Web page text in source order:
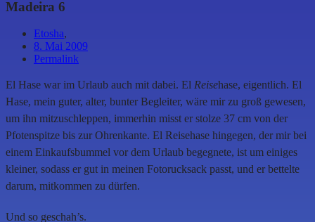
Madeira 6
Etosha,
8. Mai 2009
Permalink
El Hase war im Urlaub auch mit dabei. El Reisehase, eigentlich. El
Hase, mein guter, alter, bunter Begleiter, wäre mir zu groß gewesen,
um ihn mitzuschleppen, immerhin misst er stolze 37 cm von der
Pfotenspitze bis zur Ohrenkante. El Reisehase hingegen, der mir bei
einem Einkaufsbummel vor dem Urlaub begegnete, ist um einiges
kleiner, sodass er gut in meinen Fotorucksack passt, und er bettelte
darum, mitkommen zu dürfen.
Und so geschah’s.